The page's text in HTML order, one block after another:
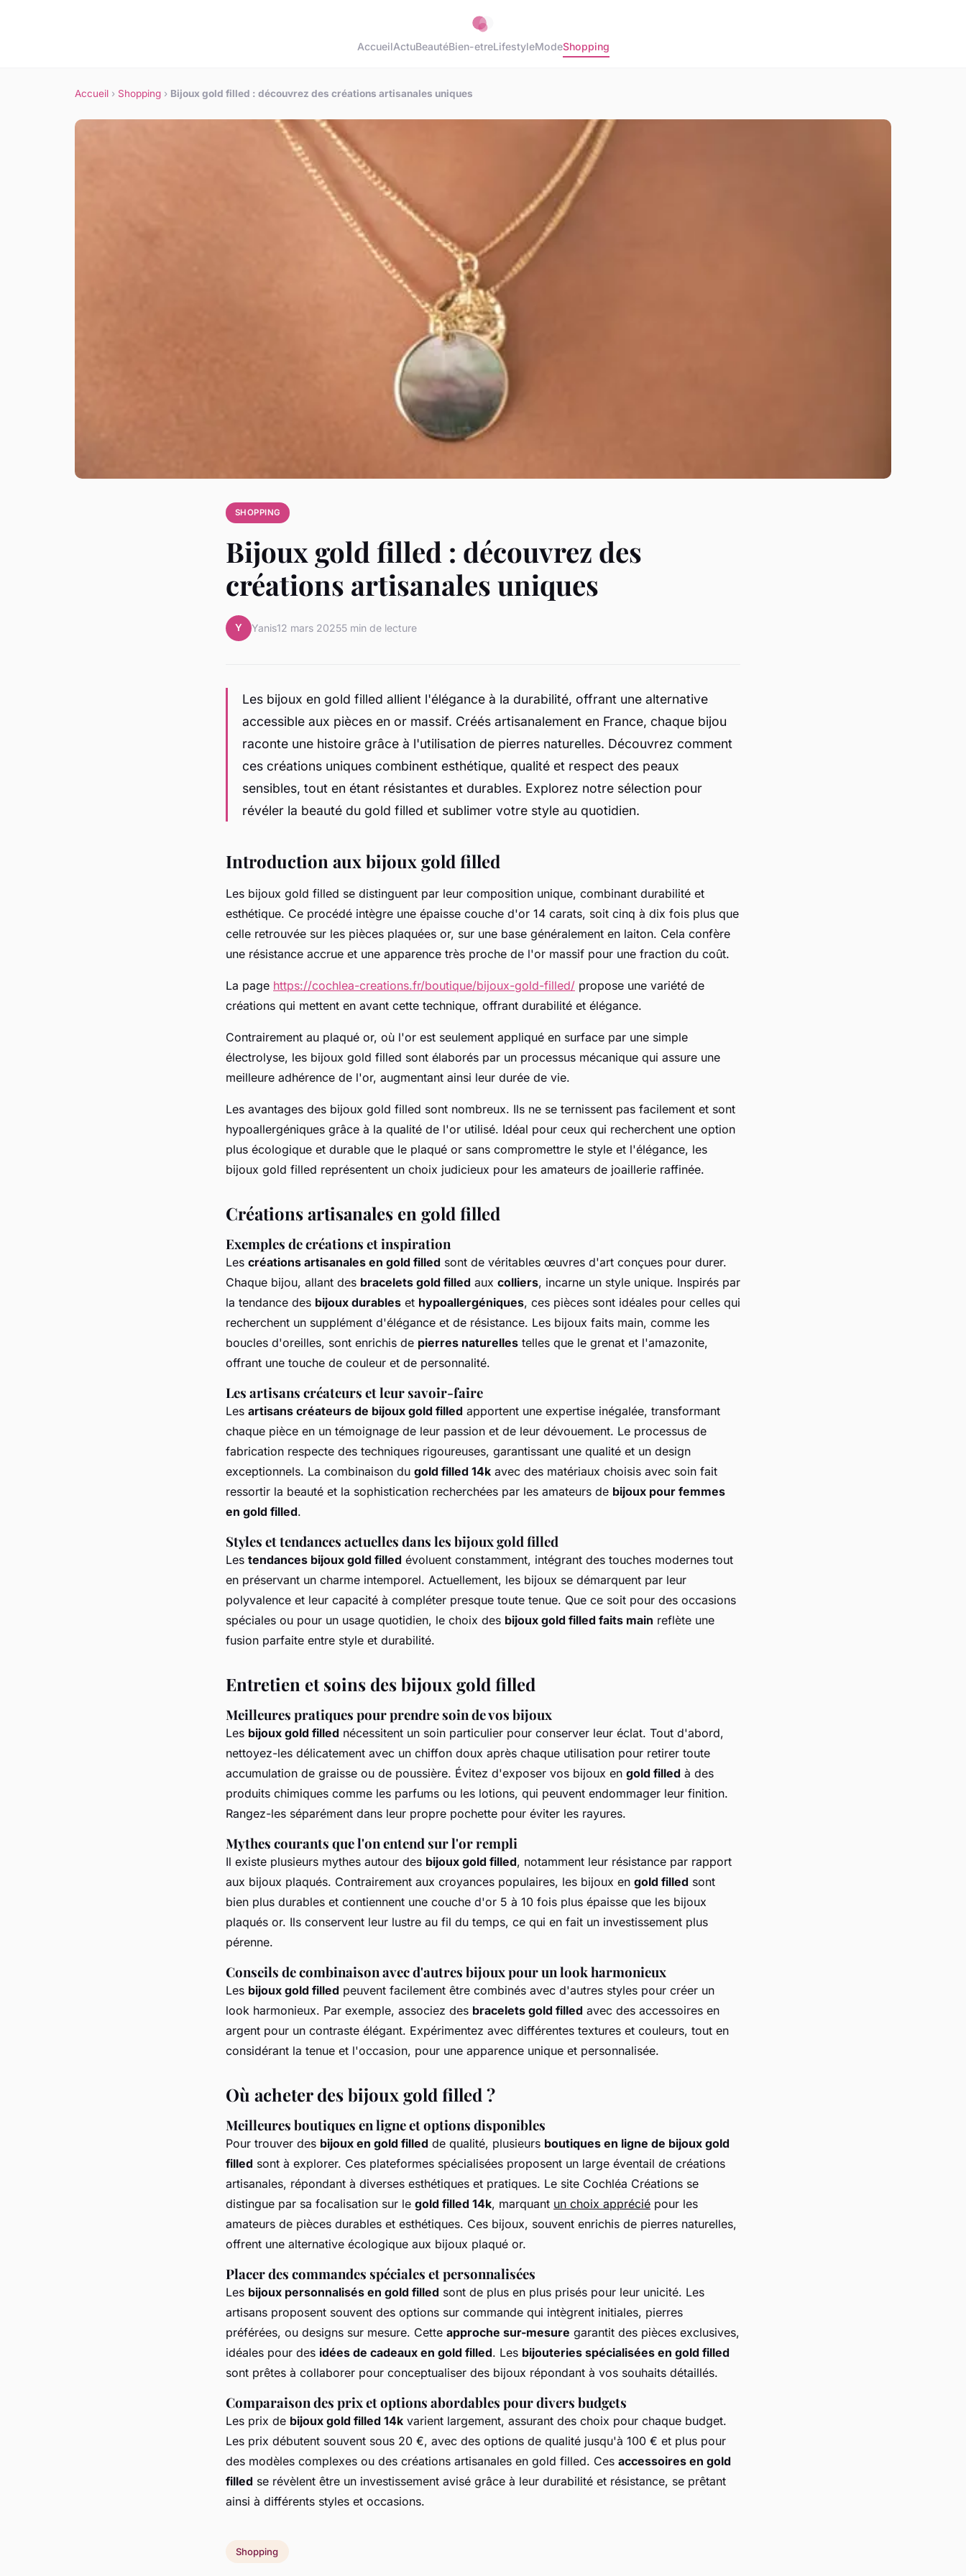
AccueilActuBeautéBien-etreLifestyleModeShopping
Accueil › Shopping › Bijoux gold filled : découvrez des créations artisanales uniques
SHOPPING
Bijoux gold filled : découvrez des
créations artisanales uniques
Y Yanis12 mars 20255 min de lecture
Les bijoux en gold filled allient l'élégance à la durabilité, offrant une alternative
accessible aux pièces en or massif. Créés artisanalement en France, chaque bijou
raconte une histoire grâce à l'utilisation de pierres naturelles. Découvrez comment
ces créations uniques combinent esthétique, qualité et respect des peaux
sensibles, tout en étant résistantes et durables. Explorez notre sélection pour
révéler la beauté du gold filled et sublimer votre style au quotidien.
Introduction aux bijoux gold filled
Les bijoux gold filled se distinguent par leur composition unique, combinant durabilité et
esthétique. Ce procédé intègre une épaisse couche d'or 14 carats, soit cinq à dix fois plus que
celle retrouvée sur les pièces plaquées or, sur une base généralement en laiton. Cela confère
une résistance accrue et une apparence très proche de l'or massif pour une fraction du coût.
La page https://cochlea-creations.fr/boutique/bijoux-gold-filled/ propose une variété de
créations qui mettent en avant cette technique, offrant durabilité et élégance.
Contrairement au plaqué or, où l'or est seulement appliqué en surface par une simple
électrolyse, les bijoux gold filled sont élaborés par un processus mécanique qui assure une
meilleure adhérence de l'or, augmentant ainsi leur durée de vie.
Les avantages des bijoux gold filled sont nombreux. Ils ne se ternissent pas facilement et sont
hypoallergéniques grâce à la qualité de l'or utilisé. Idéal pour ceux qui recherchent une option
plus écologique et durable que le plaqué or sans compromettre le style et l'élégance, les
bijoux gold filled représentent un choix judicieux pour les amateurs de joaillerie raffinée.
Créations artisanales en gold filled
Exemples de créations et inspiration
Les créations artisanales en gold filled sont de véritables œuvres d'art conçues pour durer.
Chaque bijou, allant des bracelets gold filled aux colliers, incarne un style unique. Inspirés par
la tendance des bijoux durables et hypoallergéniques, ces pièces sont idéales pour celles qui
recherchent un supplément d'élégance et de résistance. Les bijoux faits main, comme les
boucles d'oreilles, sont enrichis de pierres naturelles telles que le grenat et l'amazonite,
offrant une touche de couleur et de personnalité.
Les artisans créateurs et leur savoir-faire
Les artisans créateurs de bijoux gold filled apportent une expertise inégalée, transformant
chaque pièce en un témoignage de leur passion et de leur dévouement. Le processus de
fabrication respecte des techniques rigoureuses, garantissant une qualité et un design
exceptionnels. La combinaison du gold filled 14k avec des matériaux choisis avec soin fait
ressortir la beauté et la sophistication recherchées par les amateurs de bijoux pour femmes
en gold filled.
Styles et tendances actuelles dans les bijoux gold filled
Les tendances bijoux gold filled évoluent constamment, intégrant des touches modernes tout
en préservant un charme intemporel. Actuellement, les bijoux se démarquent par leur
polyvalence et leur capacité à compléter presque toute tenue. Que ce soit pour des occasions
spéciales ou pour un usage quotidien, le choix des bijoux gold filled faits main reflète une
fusion parfaite entre style et durabilité.
Entretien et soins des bijoux gold filled
Meilleures pratiques pour prendre soin de vos bijoux
Les bijoux gold filled nécessitent un soin particulier pour conserver leur éclat. Tout d'abord,
nettoyez-les délicatement avec un chiffon doux après chaque utilisation pour retirer toute
accumulation de graisse ou de poussière. Évitez d'exposer vos bijoux en gold filled à des
produits chimiques comme les parfums ou les lotions, qui peuvent endommager leur finition.
Rangez-les séparément dans leur propre pochette pour éviter les rayures.
Mythes courants que l'on entend sur l'or rempli
Il existe plusieurs mythes autour des bijoux gold filled, notamment leur résistance par rapport
aux bijoux plaqués. Contrairement aux croyances populaires, les bijoux en gold filled sont
bien plus durables et contiennent une couche d'or 5 à 10 fois plus épaisse que les bijoux
plaqués or. Ils conservent leur lustre au fil du temps, ce qui en fait un investissement plus
pérenne.
Conseils de combinaison avec d'autres bijoux pour un look harmonieux
Les bijoux gold filled peuvent facilement être combinés avec d'autres styles pour créer un
look harmonieux. Par exemple, associez des bracelets gold filled avec des accessoires en
argent pour un contraste élégant. Expérimentez avec différentes textures et couleurs, tout en
considérant la tenue et l'occasion, pour une apparence unique et personnalisée.
Où acheter des bijoux gold filled ?
Meilleures boutiques en ligne et options disponibles
Pour trouver des bijoux en gold filled de qualité, plusieurs boutiques en ligne de bijoux gold
filled sont à explorer. Ces plateformes spécialisées proposent un large éventail de créations
artisanales, répondant à diverses esthétiques et pratiques. Le site Cochléa Créations se
distingue par sa focalisation sur le gold filled 14k, marquant un choix apprécié pour les
amateurs de pièces durables et esthétiques. Ces bijoux, souvent enrichis de pierres naturelles,
offrent une alternative écologique aux bijoux plaqué or.
Placer des commandes spéciales et personnalisées
Les bijoux personnalisés en gold filled sont de plus en plus prisés pour leur unicité. Les
artisans proposent souvent des options sur commande qui intègrent initiales, pierres
préférées, ou designs sur mesure. Cette approche sur-mesure garantit des pièces exclusives,
idéales pour des idées de cadeaux en gold filled. Les bijouteries spécialisées en gold filled
sont prêtes à collaborer pour conceptualiser des bijoux répondant à vos souhaits détaillés.
Comparaison des prix et options abordables pour divers budgets
Les prix de bijoux gold filled 14k varient largement, assurant des choix pour chaque budget.
Les prix débutent souvent sous 20 €, avec des options de qualité jusqu'à 100 € et plus pour
des modèles complexes ou des créations artisanales en gold filled. Ces accessoires en gold
filled se révèlent être un investissement avisé grâce à leur durabilité et résistance, se prêtant
ainsi à différents styles et occasions.
Shopping